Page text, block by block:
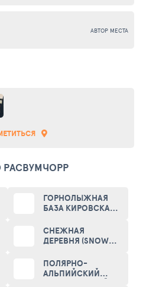
ОАО "Апатит". АВТОР МЕСТА
ГОРНОЛЫЖНАЯ
БАЗА КИРОВСКА
СНЕЖНАЯ
ДЕРЕВНЯ (SNOW
ПОЛЯРНО-
АЛЬПИЙСКИЙ